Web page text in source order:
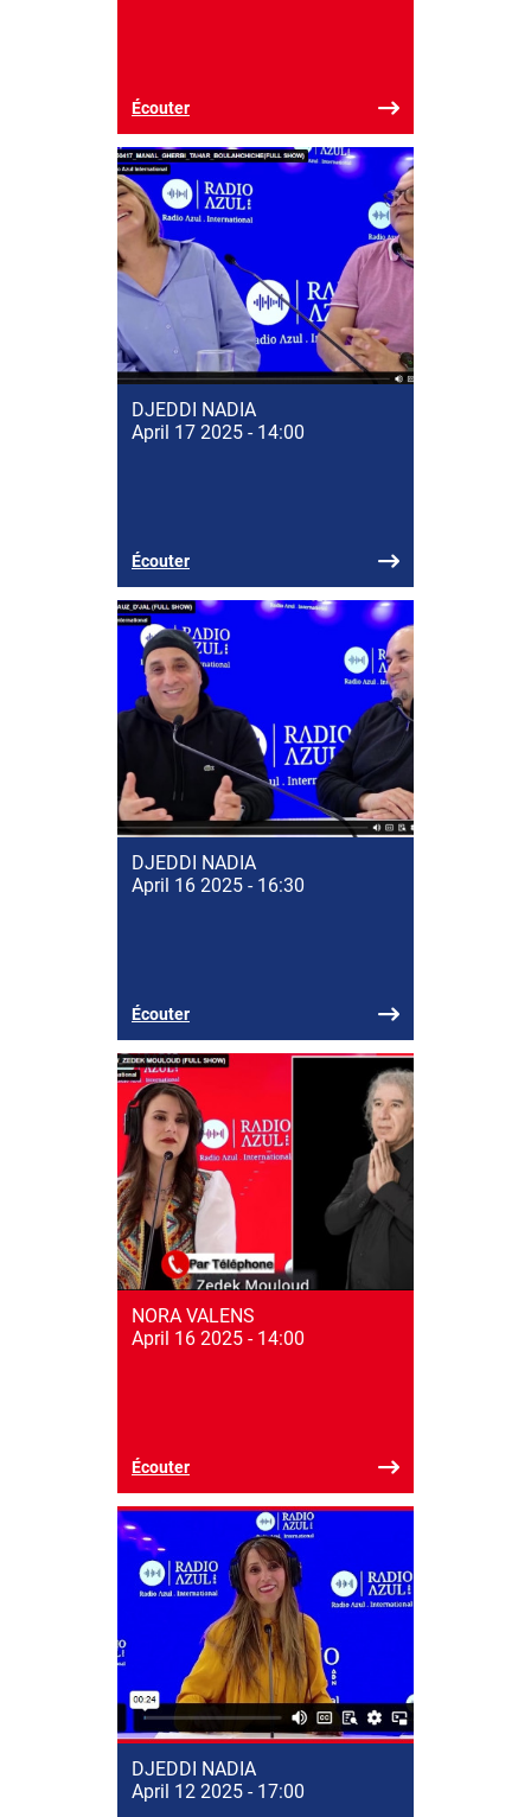
Écouter
DJEDDI NADIA
April 17 2025 - 14:00
Écouter
DJEDDI NADIA
April 16 2025 - 16:30
Écouter
NORA VALENS
April 16 2025 - 14:00
Écouter
DJEDDI NADIA
April 12 2025 - 17:00